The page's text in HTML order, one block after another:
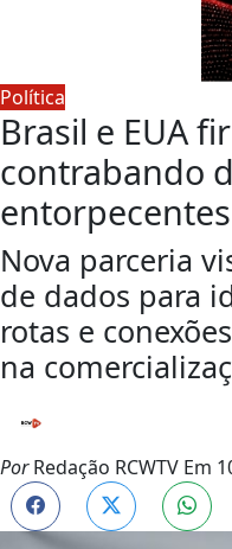
Política
Brasil e EUA
contrabando
entorpecentes
Nova parceria
de dados para
rotas e
na
PorRedação RCWTV Em